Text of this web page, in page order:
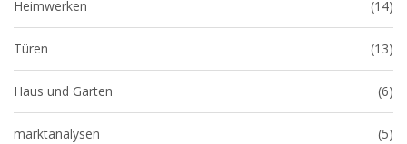
Heimwerken (14)
Türen (13)
Haus und Garten (6)
marktanalysen (5)